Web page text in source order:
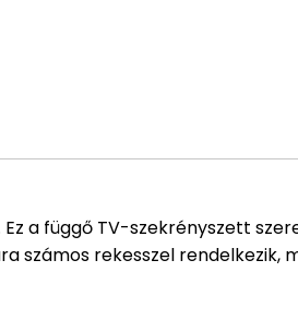
a függő TV-szekrényszett
számos rekesszel rendelkezik,